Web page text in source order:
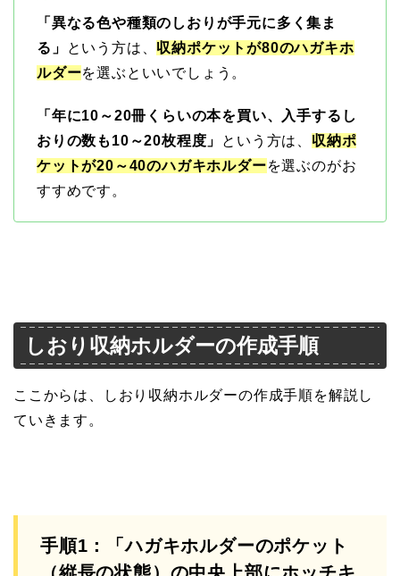
「異なる色や種類のしおりが手元に多く集ま
る」
という方は、 収納ポケットが80のハガキホ
ルダーを選ぶといいでしょう。
「年に10～20冊くらいの本を買い、入手するし
おりの数も10～20枚程度」
という方は、 収納ポ
ケットが20～40のハガキホルダーを選ぶのがお
すすめです。
しおり収納ホルダーの作成手順
ここからは、しおり収納ホルダーの作成手順を解説し
ていきます。
手順1：「ハガキホルダーのポケット